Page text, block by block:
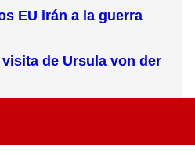
EU irán a la guerra
de Ursula von der